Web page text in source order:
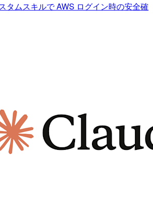
タムスキルで AWS ログイン時の安全確